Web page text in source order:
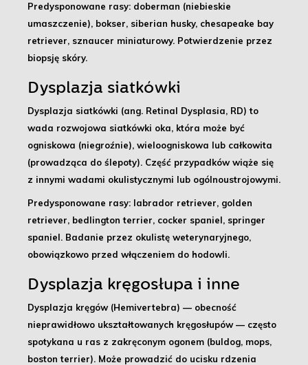
Predysponowane rasy: doberman (niebieskie
umaszczenie), bokser, siberian husky, chesapeake bay
retriever, sznaucer miniaturowy. Potwierdzenie przez
biopsję skóry.
Dysplazja siatkówki
Dysplazja siatkówki (ang. Retinal Dysplasia, RD) to
wada rozwojowa siatkówki oka, która może być
ogniskowa (niegroźnie), wieloogniskowa lub całkowita
(prowadząca do ślepoty). Część przypadków wiąże się
z innymi wadami okulistycznymi lub ogólnoustrojowymi.
Predysponowane rasy: labrador retriever, golden
retriever, bedlington terrier, cocker spaniel, springer
spaniel. Badanie przez okulistę weterynaryjnego,
obowiązkowo przed włączeniem do hodowli.
Dysplazja kręgosłupa i inne
Dysplazja kręgów (Hemivertebra) — obecność
nieprawidłowo ukształtowanych kręgosłupów — często
spotykana u ras z zakręconym ogonem (buldog, mops,
boston terrier). Może prowadzić do ucisku rdzenia